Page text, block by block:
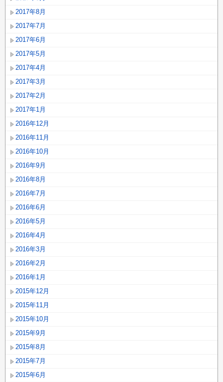
2017年8月
2017年7月
2017年6月
2017年5月
2017年4月
2017年3月
2017年2月
2017年1月
2016年12月
2016年11月
2016年10月
2016年9月
2016年8月
2016年7月
2016年6月
2016年5月
2016年4月
2016年3月
2016年2月
2016年1月
2015年12月
2015年11月
2015年10月
2015年9月
2015年8月
2015年7月
2015年6月